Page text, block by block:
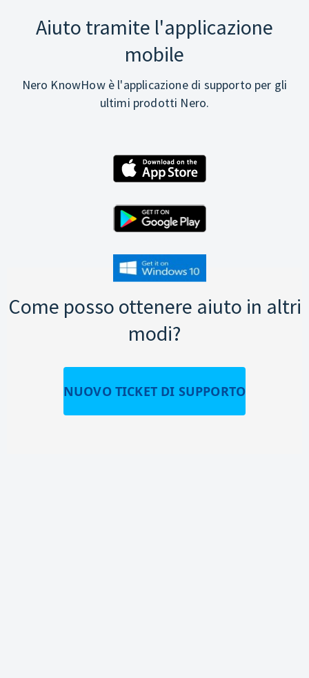
Aiuto tramite l'applicazione
mobile
Nero KnowHow è l'applicazione di supporto per gli
ultimi prodotti Nero.
Come posso ottenere aiuto in altri
modi?
NUOVO TICKET DI SUPPORTO